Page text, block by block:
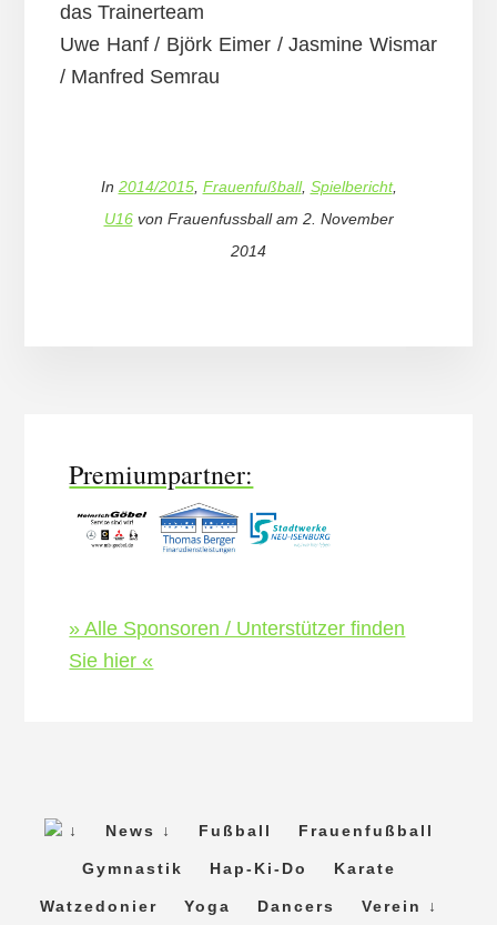
das Trainerteam
Uwe Hanf / Björk Eimer / Jasmine Wismar
/ Manfred Semrau
In 2014/2015, Frauenfußball, Spielbericht,
U16von Frauenfussballam 2. November
2014
Premiumpartner:
» Alle Sponsoren / Unterstützer finden
Sie hier «
↓ News ↓ Fußball Frauenfußball
Gymnastik Hap-Ki-Do Karate
Watzedonier Yoga Dancers Verein ↓